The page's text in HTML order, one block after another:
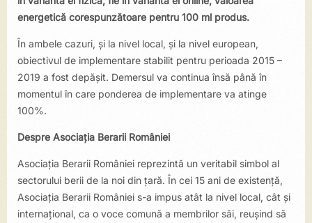
energetică corespunzătoare pentru 100 ml produs.
În ambele cazuri, și la nivel local, și la nivel european,
obiectivul de implementare stabilit pentru perioada 2015 –
2019 a fost depășit. Demersul va continua însă până în
momentul în care ponderea de implementare va atinge
100%.
Despre Asociația Berarii României
Asociația Berarii României reprezintă un veritabil simbol al
sectorului berii de la noi din țară. În cei 15 ani de existență,
Asociația Berarii României s-a impus atât la nivel local, cât şi
internaţional, ca o voce comună a membrilor săi, reușind să